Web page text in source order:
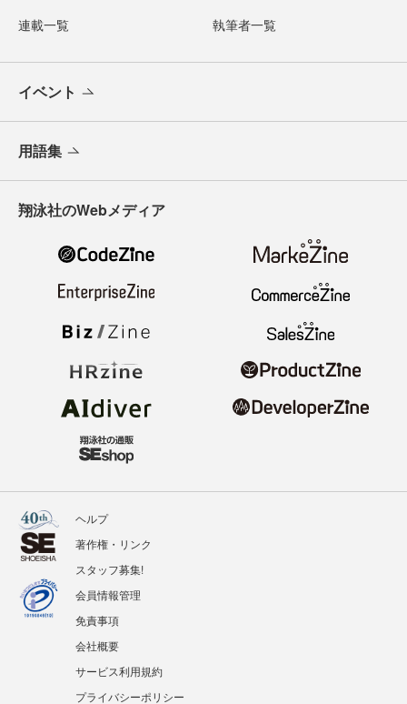
連載一覧 執筆者一覧
イベント
用語集
翔泳社のWebメディア
ヘルプ
著作権・リンク
スタッフ募集!
会員情報管理
免責事項
会社概要
サービス利用規約
プライバシーポリシー